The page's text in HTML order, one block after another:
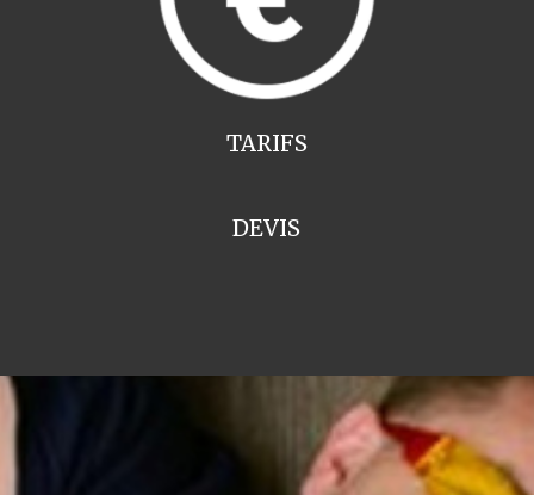
TARIFS
DEVIS